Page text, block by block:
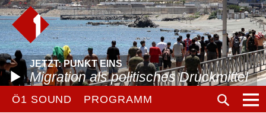
JETZT: PUNKT EINS
Migration als politisches Druckmittel
Ö1 SOUND PROGRAMM